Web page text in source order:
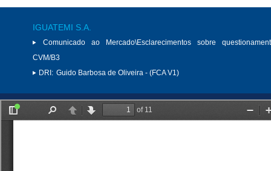
IGUATEMI S.A.
Comunicado ao Mercado\Esclarecimentos sobre
CVM/B3
DRI: Guido Barbosa de Oliveira - (FCA V1)